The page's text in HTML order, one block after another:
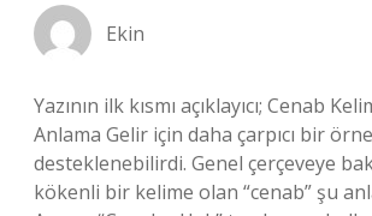
Ekin
Yazının ilk kısmı açıklayıcı; Cenab
Anlama Gelir için daha çarpıcı bir
desteklenebilirdi. Genel çerçeveye
kökenli bir kelime olan “cenab” şu